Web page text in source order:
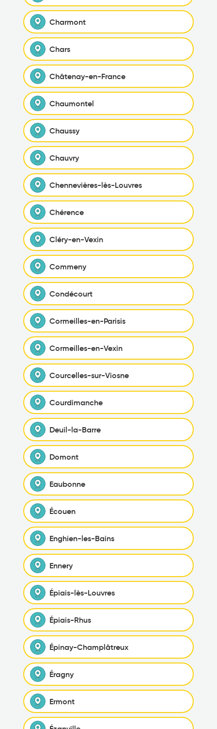
Charmont
Chars
Châtenay-en-France
Chaumontel
Chaussy
Chauvry
Chennevières-lès-Louvres
Chérence
Cléry-en-Vexin
Commeny
Condécourt
Cormeilles-en-Parisis
Cormeilles-en-Vexin
Courcelles-sur-Viosne
Courdimanche
Deuil-la-Barre
Domont
Eaubonne
Écouen
Enghien-les-Bains
Ennery
Épiais-lès-Louvres
Épiais-Rhus
Épinay-Champlâtreux
Éragny
Ermont